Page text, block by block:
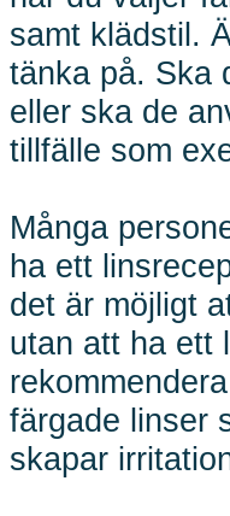
samt klädstil.
tänka på. Ska
eller ska de
tillfälle som
Många
ha ett
det är möjligt
utan att ha ett
färgade linser
skapar